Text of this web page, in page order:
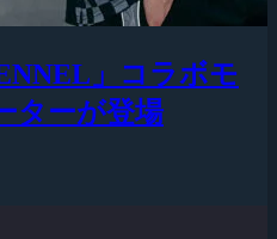
」コラボモ
ターが登場